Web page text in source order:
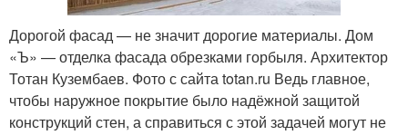
Дорогой фасад — не значит дорогие материалы. Дом
«Ъ» — отделка фасада обрезками горбыля. Архитектор
Тотан Кузембаев. Фото с сайта totan.ru Ведь главное,
чтобы наружное покрытие было надёжной защитой
конструкций стен, а справиться с этой задачей могут не